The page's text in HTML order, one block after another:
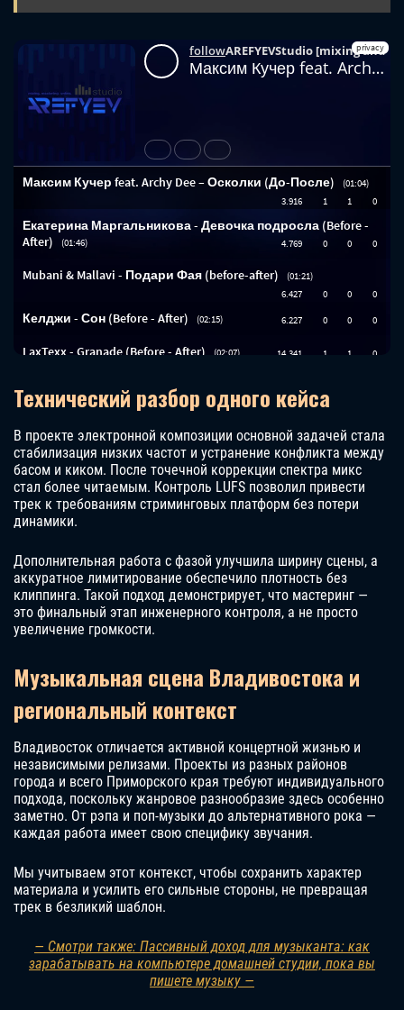
Технический разбор одного кейса
В проекте электронной композиции основной задачей стала
стабилизация низких частот и устранение конфликта между
басом и киком. После точечной коррекции спектра микс
стал более читаемым. Контроль LUFS позволил привести
трек к требованиям стриминговых платформ без потери
динамики.
Дополнительная работа с фазой улучшила ширину сцены, а
аккуратное лимитирование обеспечило плотность без
клиппинга. Такой подход демонстрирует, что мастеринг —
это финальный этап инженерного контроля, а не просто
увеличение громкости.
Музыкальная сцена Владивостока и
региональный контекст
Владивосток отличается активной концертной жизнью и
независимыми релизами. Проекты из разных районов
города и всего Приморского края требуют индивидуального
подхода, поскольку жанровое разнообразие здесь особенно
заметно. От рэпа и поп-музыки до альтернативного рока —
каждая работа имеет свою специфику звучания.
Мы учитываем этот контекст, чтобы сохранить характер
материала и усилить его сильные стороны, не превращая
трек в безликий шаблон.
— Смотри также: Пассивный доход для музыканта: как
зарабатывать на компьютере домашней студии, пока вы
пишете музыку —